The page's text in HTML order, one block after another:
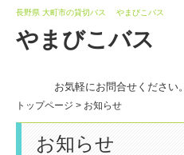
お知らせ
安全に関する基本方針
長野県 大町市の貸切バス やまびこバス
やまびこバス
お気軽にお問合せください。
トップページ お知らせ
お知らせ